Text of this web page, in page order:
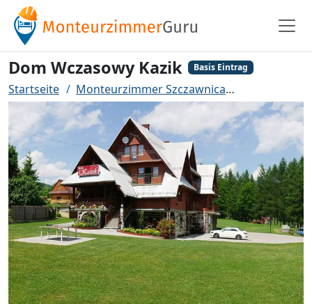
Dom Wczasowy Kazik Basis Eintrag
Startseite Monteurzimmer Szczawnica